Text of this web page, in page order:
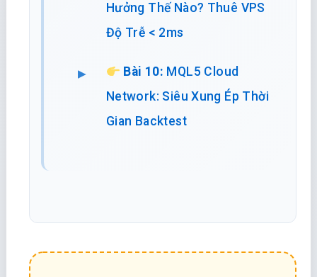
Hưởng Thế Nào? Thuê VPS
Độ Trễ < 2ms
Bài 10: MQL5 Cloud
Network: Siêu Xung Ép Thời
Gian Backtest